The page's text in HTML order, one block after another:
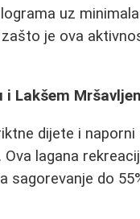
uz
je ova
i Lakšem
dijete i naporni
lagana
sagorevanje do